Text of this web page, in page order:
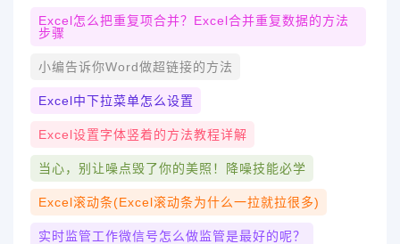
Excel怎么把重复项合并？excel合并重复数据的方法
步骤
小编告诉你word做超链接的方法
Excel中下拉菜单怎么设置
Excel设置字体竖着的方法教程详解
当心，别让噪点毁了你的美照！降噪技能必学
Excel滚动条(excel滚动条为什么一拉就拉很多)
实时监管工作微信号怎么做监管是最好的呢？